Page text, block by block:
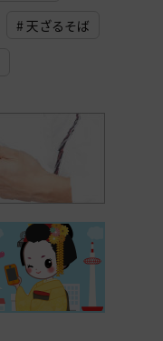
# 天ざるそば